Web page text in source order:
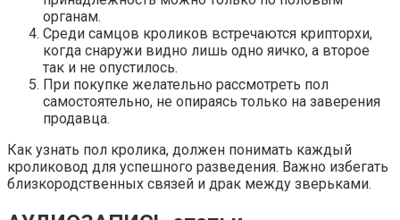
органам.
Среди самцов кроликов встречаются крипторхи,
когда снаружи видно лишь одно яичко, а второе
так и не опустилось.
При покупке желательно рассмотреть пол
самостоятельно, не опираясь только на заверения
продавца.
Как узнать пол кролика, должен понимать каждый
кроликовод для успешного разведения. Важно избегать
близкородственных связей и драк между зверьками.